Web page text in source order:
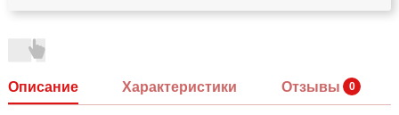
Описание Характеристики Отзывы